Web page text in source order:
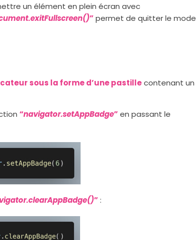
un élément en plein écran avec
”permet de quitter le mode
sous la forme d’une pastillecontenant un
“navigator.setAppBadge”en passant le
”: